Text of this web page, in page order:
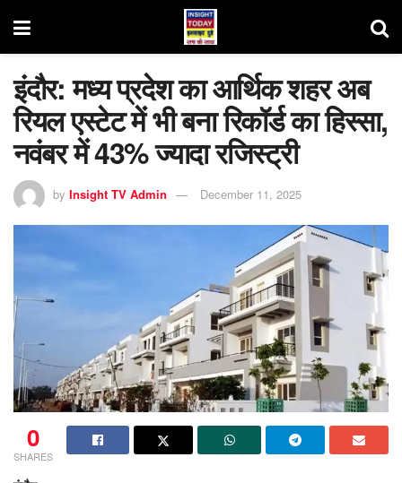
इंदौर: मध्य प्रदेश का आर्थिक शहर अब
रियल एस्टेट में भी बना रिकॉर्ड का हिस्सा,
नवंबर में 43% ज्यादा रजिस्ट्री
by Insight TV Admin December 11, 2025
0
SHARES